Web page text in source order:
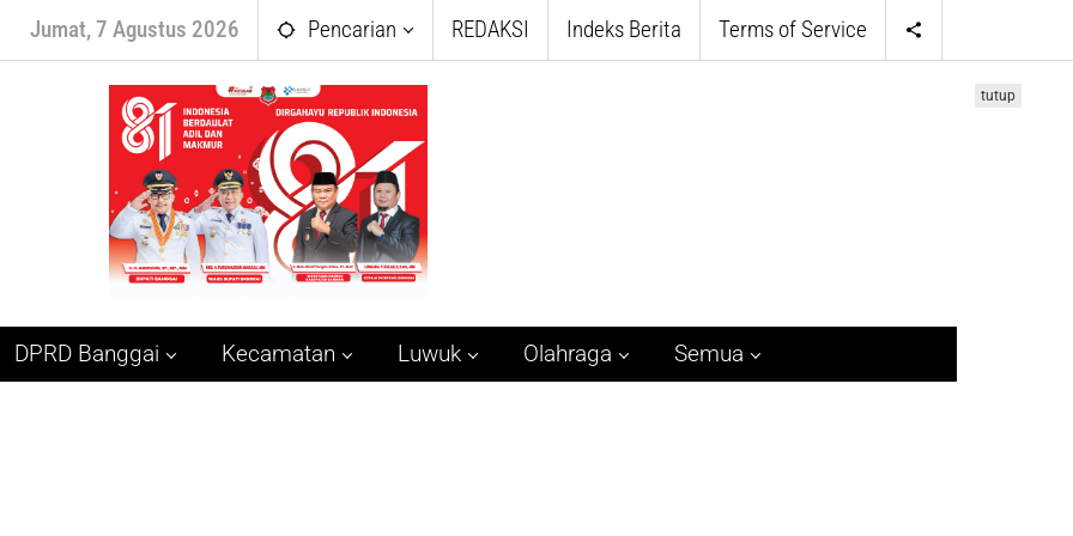
Jumat, 7 Agustus 2026 Pencarian REDAKSI Indeks Berita Terms of Service
DPRD Banggai Kecamatan Luwuk Olahraga Semua
tutup